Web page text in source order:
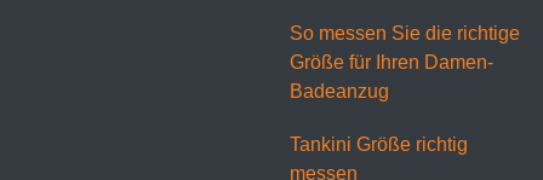
So messen Sie die richtige
Größe für Ihren Damen-
Badeanzug
Tankini Größe richtig
messen